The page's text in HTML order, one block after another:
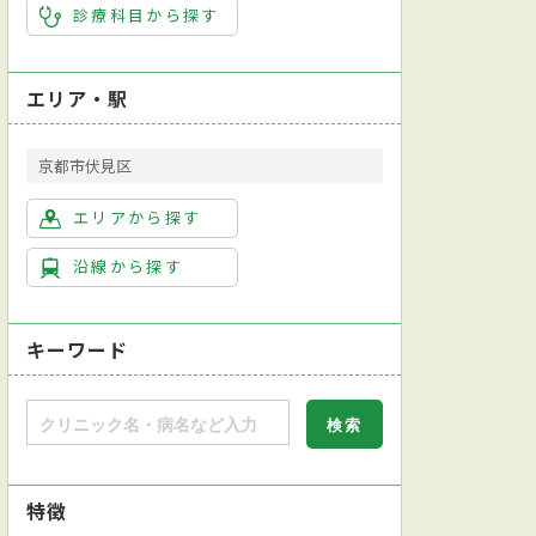
診療科目から探す
エリア・駅
京都市伏見区
エリアから探す
沿線から探す
キーワード
特徴